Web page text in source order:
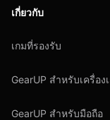
เกี่ยวกับ
เกมที่รองรับ
GearUP สำหรับเครื่อง
GearUP สำหรับมือถือ